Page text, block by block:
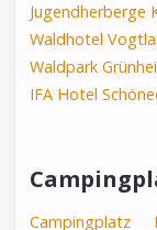
Jugendherberge
Waldhotel
Waldpark
IFA Hotel
Campingplatz